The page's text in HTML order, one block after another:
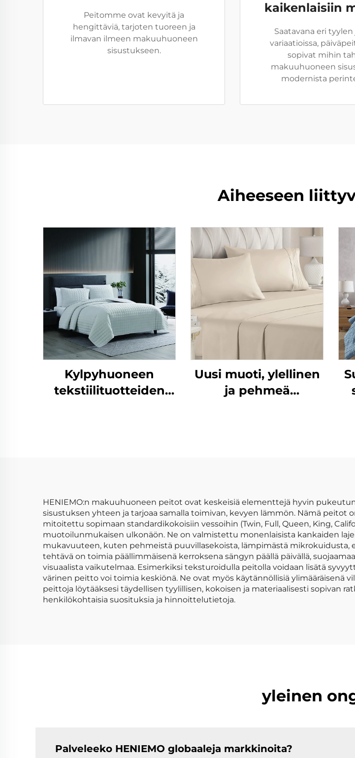
Peitomme ovat kevyitä ja
hengittäviä, tarjoten tuoreen ja
ilmavan ilmeen makuuhuoneen
sisustukseen.
kaikenlaisiin
Saatavana eri tyylen
variaatioissa,
sopivat mihin
makuuhuoneen
modernista
Aiheeseen
Kylpyhuoneen
tekstiilituotteiden
Uusi muoti, ylellinen
ja pehmeä
vuodenaikoihin
HENIEMO:n makuuhuoneen peitot ovat keskeisiä elementtejä hyvin
sisustuksen yhteen ja tarjoaa samalla toimivan, kevyen lämmön. Nämä
mitoitettu sopimaan standardikokoisiin vessoihin (Twin, Full, Queen, King,
muotoilunmukaisen ulkonäön. Ne on valmistettu monenlaisista kankaiden
mukavuuteen, kuten pehmeistä puuvillasekoista, lämpimästä mikrokuidusta,
tehtävä on toimia päällimmäisenä kerroksena sängyn päällä päivällä,
visuaalista vaikutelmaa. Esimerkiksi teksturoidulla peitolla voidaan lisätä
värinen peitto voi toimia keskiönä. Ne ovat myös käytännöllisiä ylimääräisenä
peittoja löytääksesi täydellisen tyylillisen, kokoisen ja materiaalisesti sopivan
henkilökohtaisia suosituksia ja hinnoittelutietoja.
yleinen
Palveleeko HENIEMO globaaleja markkinoita?